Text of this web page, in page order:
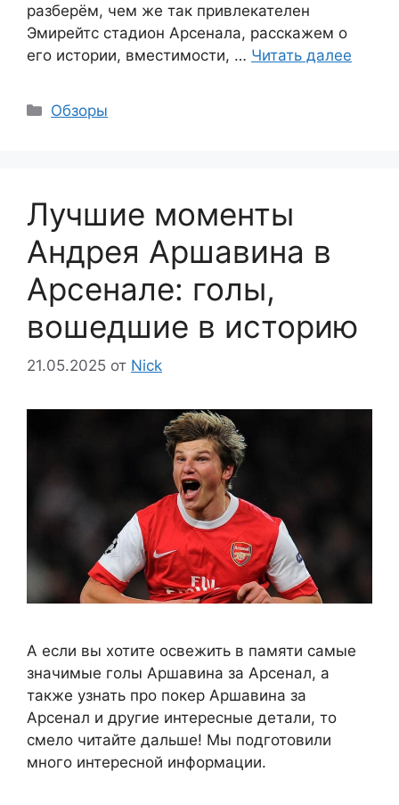
разберём, чем же так привлекателен
Эмирейтс стадион Арсенала, расскажем о
его истории, вместимости, … Читать далее
Рубрики
Обзоры
Лучшие моменты
Андрея Аршавина в
Арсенале: голы,
вошедшие в историю
21.05.2025 от Nick
А если вы хотите освежить в памяти самые
значимые голы Аршавина за Арсенал, а
также узнать про покер Аршавина за
Арсенал и другие интересные детали, то
смело читайте дальше! Мы подготовили
много интересной информации.